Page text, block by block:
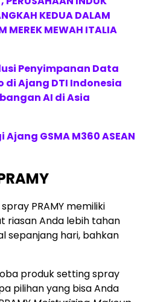
KEDUA DALAM
MEREK MEWAH ITALIA
Penyimpanan Data
di Ajang DTI Indonesia
AI di Asia
GSMA M360 ASEAN
PRAMY memiliki
riasan Anda lebih tahan
sepanjang hari, bahkan
produk setting spray
pilihan yang bisa Anda